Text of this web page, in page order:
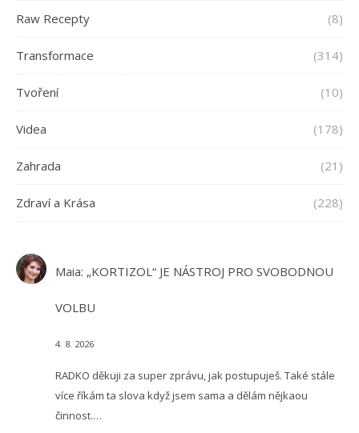
Raw Recepty (8)
Transformace (314)
Tvoření (10)
Videa (178)
Zahrada (21)
Zdraví a Krása (228)
Maia: „KORTIZOL“ JE NÁSTROJ PRO SVOBODNOU
VOLBU
4. 8. 2026
RADKO děkuji za super zprávu, jak postupuješ. Také stále
více říkám ta slova když jsem sama a dělám nějkaou
činnost.…